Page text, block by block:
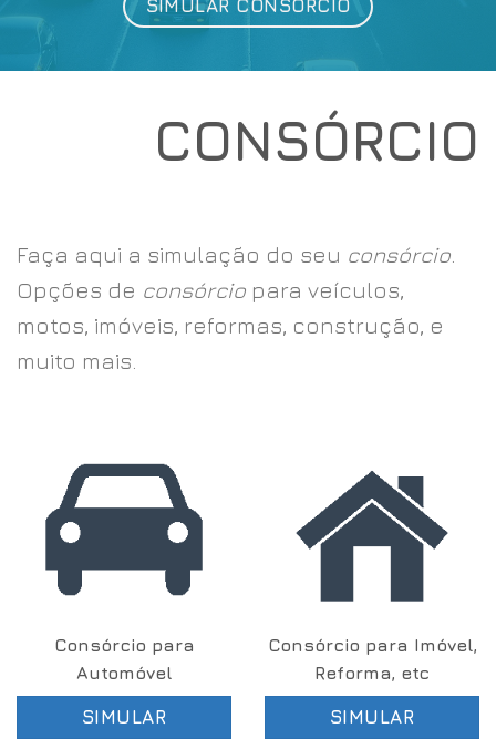
SIMULAR CONSÓRCIO
CONSÓRCIO
Faça aqui a simulação do seu consórcio
Opções de consórcio para veículos,
motos, imóveis, reformas, construção, e
muito mais.
Consórcio para
Automóvel
SIMULAR
Consórcio para Imóvel,
Reforma, etc
SIMULAR